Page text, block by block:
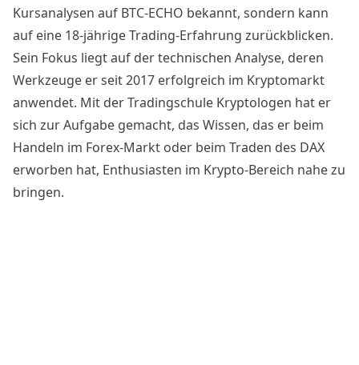
Kursanalysen auf BTC-ECHO bekannt, sondern kann
auf eine 18-jährige Trading-Erfahrung zurückblicken.
Sein Fokus liegt auf der technischen Analyse, deren
Werkzeuge er seit 2017 erfolgreich im Kryptomarkt
anwendet. Mit derTradingschule Kryptologen hat er
sich zur Aufgabe gemacht, das Wissen, das er beim
Handeln im Forex-Markt oder beim Traden des DAX
erworben hat, Enthusiasten im Krypto-Bereich nahe zu
bringen.